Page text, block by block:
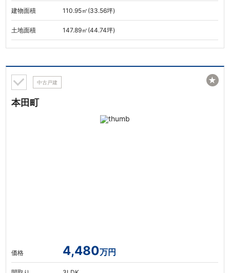
建物面積 110.95㎡(33.56坪)
土地面積 147.89㎡(44.74坪)
中古戸建
本田町
価格 4,480万円
★